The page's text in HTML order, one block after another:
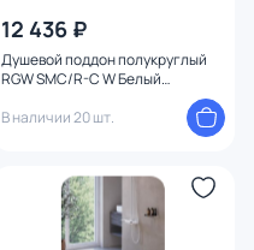
12 436 ₽
Душевой поддон полукруглый
RGW SMC/R-C W Белый
В наличии 20 шт.